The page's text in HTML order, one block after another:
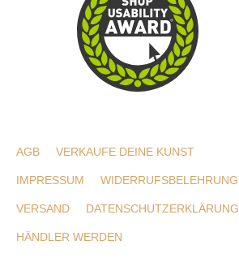
AGB VERKAUFE DEINE KUNST
IMPRESSUM WIDERRUFSBELEHRUNG
VERSAND DATENSCHUTZERKLÄRUNG
HÄNDLER WERDEN